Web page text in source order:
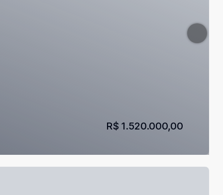
R$ 1.520.000,00